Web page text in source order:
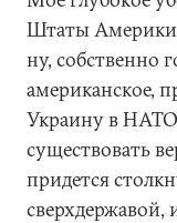
Штаты Америки
ну, собственно
американское,
Украину в НАТО
существовать
придется
сверхдержавой,